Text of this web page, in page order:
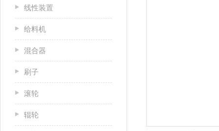
线性装置
给料机
混合器
刷子
滚轮
辊轮